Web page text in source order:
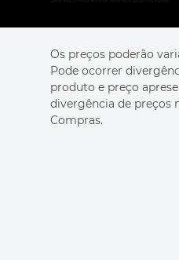
Os preços poderão
Pode ocorrer
produto e preço
divergência de preços
Compras.